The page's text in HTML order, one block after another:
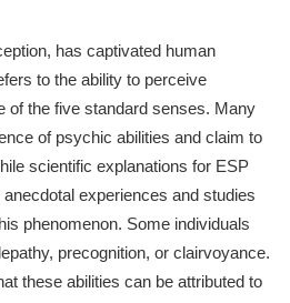
has captivated human
to the ability to perceive
of the five standard senses. Many
of psychic abilities and claim to
scientific explanations for ESP
experiences and studies
phenomenon. Some individuals
precognition, or clairvoyance.
these abilities can be attributed to